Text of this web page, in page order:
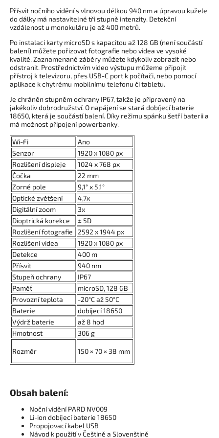
Přísvit nočního vidění s vlnovou délkou 940 nm a úpravou kužele
do dálky má nastavitelné tři stupně intenzity. Detekční
vzdálenost u monokuláru je až 400 metrů.
Po instalaci karty microSD s kapacitou až 128 GB (není součástí
balení) můžete pořizovat fotografie nebo videa ve vysoké
kvalitě. Zaznamenané záběry můžete kdykoliv zobrazit nebo
odstranit. Prostřednictvím video výstupu můžeme připojit
přístroj k televizoru, přes USB-C port k počítači, nebo pomocí
aplikace k chytrému mobilnímu telefonu či tabletu.
Je chráněn stupněm ochrany IP67, takže je připravený na
jakékoliv dobrodružství. O napájení se stará dobíjecí baterie
18650, která je součástí balení. Díky režimu spánku šetří baterii a
má možnost připojení powerbanky.
Wi-Fi
Ano
Senzor
1920 x 1080 px
Rozlišení displeje
1024 x 768 px
Čočka
22 mm
Zorné pole
9,1° x 5,1°
Optické zvětšení
4,7x
Digitální zoom
3x
Dioptrická korekce
± 5D
Rozlišení fotografie
2592 x 1944 px
Rozlišení videa
1920 x 1080 px
Detekce
400 m
Přísvit
940 nm
Stupeň ochrany
IP67
Paměť
microSD, 128 GB
Provozní teplota
-20°C až 50°C
Baterie
dobíjecí 18650
Výdrž baterie
až 8 hod
Hmotnost
306 g
Rozměr 150 × 70 × 38 mm
Obsah balení:
Noční vidění PARD NV009
Li-ion dobíjecí baterie 18650
Propojovací kabel USB
Návod k použití v Češtině a Slovenštině